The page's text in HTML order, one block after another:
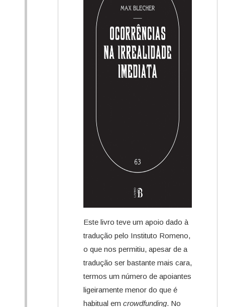
Este livro teve um apoio dado à
tradução pelo Instituto Romeno,
o que nos permitiu, apesar de a
tradução ser bastante mais cara,
termos um número de apoiantes
ligeiramente menor do que é
habitual em crowdfunding. No